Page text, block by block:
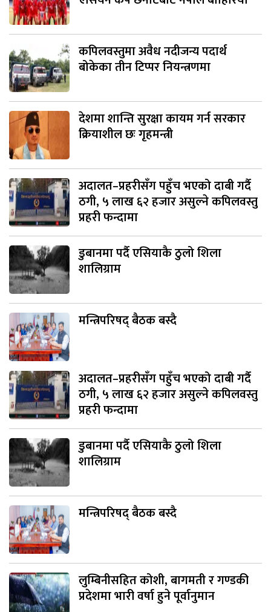
कपिलवस्तुमा अवैध नदीजन्य पदार्थ
बोकेका तीन टिप्पर नियन्त्रणमा
देशमा शान्ति सुरक्षा कायम गर्न सरकार
क्रियाशील छः गृहमन्त्री
अदालत–प्रहरीसँग पहुँच भएको दाबी गर्दै
ठगी, ५ लाख ६२ हजार असुल्ने कपिलवस्तु
प्रहरी फन्दामा
डुबानमा पर्दै एसियाकै ठुलो शिला
शालिग्राम
मन्त्रिपरिषद् बैठक बस्दै
अदालत–प्रहरीसँग पहुँच भएको दाबी गर्दै
ठगी, ५ लाख ६२ हजार असुल्ने कपिलवस्तु
प्रहरी फन्दामा
डुबानमा पर्दै एसियाकै ठुलो शिला
शालिग्राम
मन्त्रिपरिषद् बैठक बस्दै
लुम्बिनीसहित कोशी, बागमती र गण्डकी
प्रदेशमा भारी वर्षा हुने पूर्वानुमान